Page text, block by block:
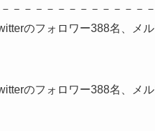
－－－－－－－－－－－－
のフォロワー388名、メ
のフォロワー388名、メ